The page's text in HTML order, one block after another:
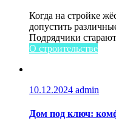
Когда на стройке
допустить
Подрядчики
О строительстве
10.12.2024 admin
Дом под ключ: